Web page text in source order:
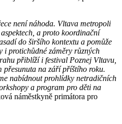
není náhoda. Vltava metropoli
a proto koordinační
do širšího kontextu a pomůže
i protichůdné záměry různých
přiblíží i festival Poznej Vltavu,
přesunuta na září příštího roku.
nabídnout prohlídky netradičních
a program pro děti na
náměstkyně primátora pro